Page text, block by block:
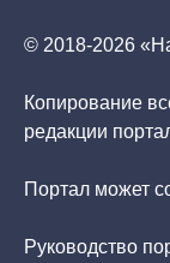
© 2018-2026
Копирование
редакции
Портал может
Руководство